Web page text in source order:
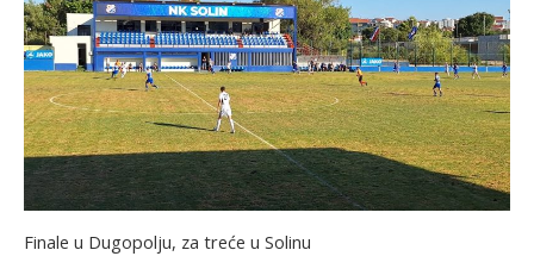
Finale u Dugopolju, za treće u Solinu